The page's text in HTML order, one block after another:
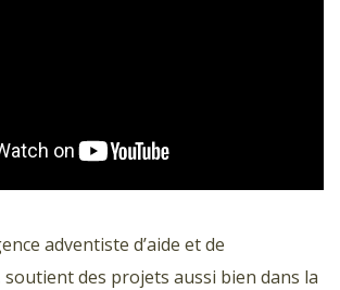
adventiste d’aide et de
des projets aussi bien dans la